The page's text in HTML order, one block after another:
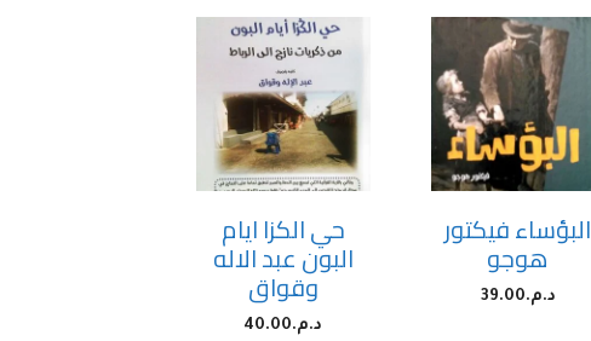
البؤساء فيكتور
هوجو
د.م.39.00
حي الكزا ايام
البون عبد الاله
وقواق
د.م.40.00